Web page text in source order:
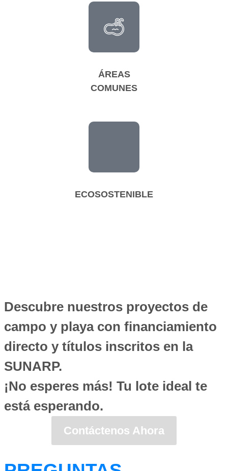
ÁREAS
COMUNES
ECOSOSTENIBLE
Descubre nuestros proyectos de
campo y playa con financiamiento
directo y títulos inscritos en la
SUNARP.
¡No esperes más! Tu lote ideal te
está esperando.
Contáctenos Ahora